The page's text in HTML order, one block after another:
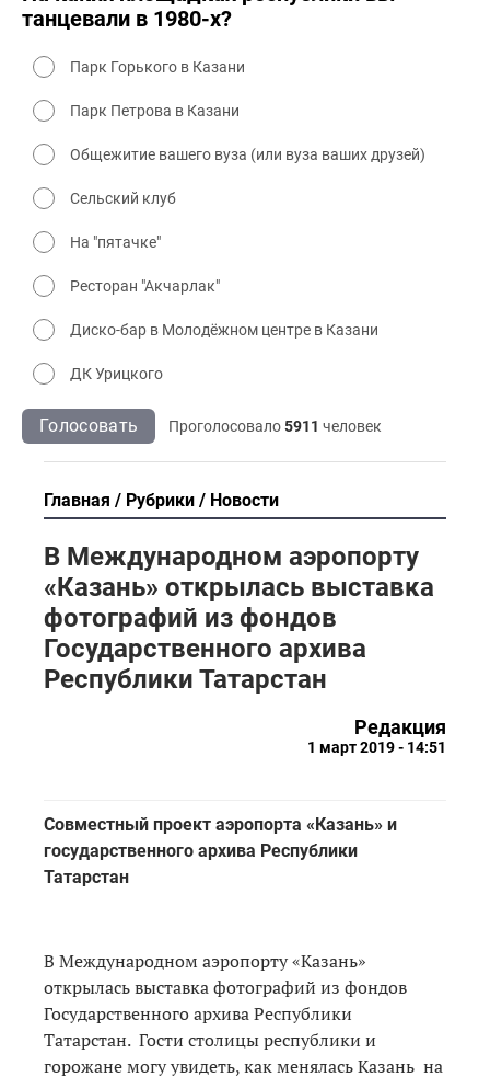
танцевали в 1980-х?
Парк Горького в Казани
Парк Петрова в Казани
Общежитие вашего вуза (или вуза ваших друзей)
Сельский клуб
На "пятачке"
Ресторан "Акчарлак"
Диско-бар в Молодёжном центре в Казани
ДК Урицкого
Голосовать Проголосовало5911 человек
Главная Рубрики Новости
В Международном аэропорту
«Казань» открылась выставка
фотографий из фондов
Государственного архива
Республики Татарстан
Редакция
1 март 2019 - 14:51
Совместный проект аэропорта «Казань» и
государственного архива Республики
Татарстан
В Международном аэропорту «Казань»
открылась выставка фотографий из фондов
Государственного архива Республики
Татарстан. Гости столицы республики и
горожане могу увидеть, как менялась Казань на